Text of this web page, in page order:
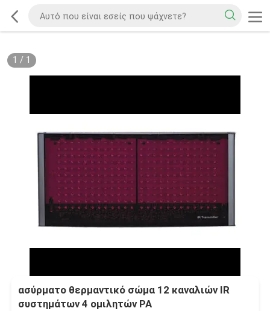
1 / 1
ασύρματο θερμαντικό σώμα 12 καναλιών IR
συστημάτων 4 ομιλητών PA